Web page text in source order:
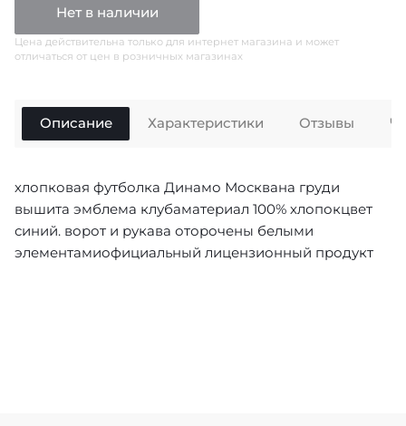
Нет в наличии
Цена действительна только для интернет магазина и может
отличаться от цен в розничных магазинах
Описание
хлопковая футболка Динамо Москвана груди
вышита эмблема клубаматериал 100% хлопокцвет
синий. ворот и рукава оторочены белыми
элементамиофициальный лицензионный продукт
Характеристики Отзывы